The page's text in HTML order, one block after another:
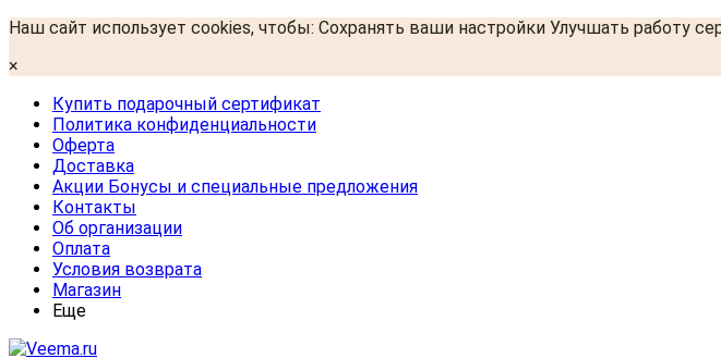
Наш сайт использует cookies, чтобы: Сохранять ваши настройки Улучшать работу
×
Купить подарочный сертификат
Политика конфиденциальности
Оферта
Доставка
Акции Бонусы и специальные предложения
Контакты
Об организации
Оплата
Условия возврата
Магазин
Еще